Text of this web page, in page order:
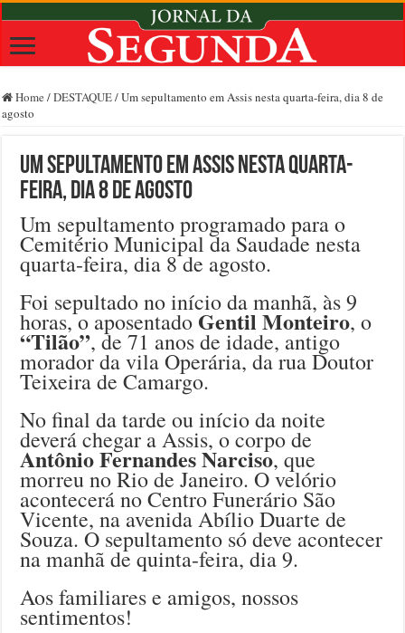
Home /DESTAQUE/Um sepultamento em Assis nesta quarta-feira, dia 8 de
agosto
Um sepultamento em Assis nesta quarta-
feira, dia 8 de agosto
Um sepultamento programado para o
Cemitério Municipal da Saudade nesta
quarta-feira, dia 8 de agosto.
Foi sepultado no início da manhã, às 9
horas, o aposentado Gentil Monteiro, o
“Tilão”, de 71 anos de idade, antigo
morador da vila Operária, da rua Doutor
Teixeira de Camargo.
No final da tarde ou início da noite
deverá chegar a Assis, o corpo de
Antônio Fernandes Narciso, que
morreu no Rio de Janeiro. O velório
acontecerá no Centro Funerário São
Vicente, na avenida Abílio Duarte de
Souza. O sepultamento só deve acontecer
na manhã de quinta-feira, dia 9.
Aos familiares e amigos, nossos
sentimentos!